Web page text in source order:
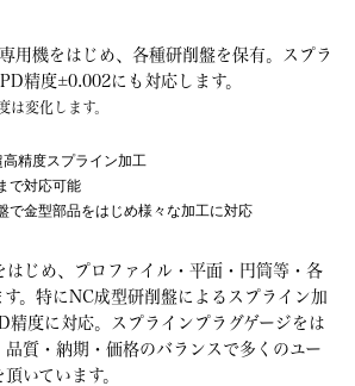
用機をはじめ、各種研削盤を保有。スプラ
精度±0.002にも対応します。
変化します。
精度スプライン加工
で対応可能
で金型部品をはじめ様々な加工に対応
じめ、プロファイル・平面・円筒等・各
。特にNC成型研削盤によるスプライン加
度に対応。スプラインプラグゲージをは
品質・納期・価格のバランスで多くのユー
いています。